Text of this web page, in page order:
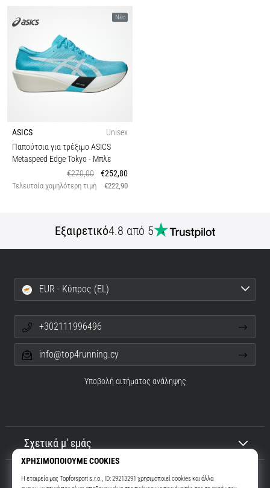
Νέο
ASICS
Unisex
Παπούτσια για τρέξιμο ASICS
Metaspeed Edge Tokyo- Μπλε
€270,00
€252,80
Τελευταία χαμηλότερη τιμή €222,90
Εξαιρετικό4.8 από 5
Σχετικά μ' εμάς
Εξυπηρέτηση πελατών
EUR - Κύπρος (EL)
+302111996496
info@top4running.cy
Υποβολή αιτήματος ανάληψης